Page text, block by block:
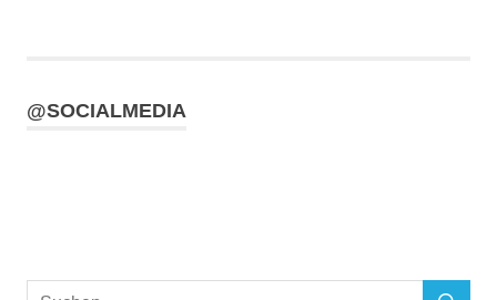
@SOCIALMEDIA